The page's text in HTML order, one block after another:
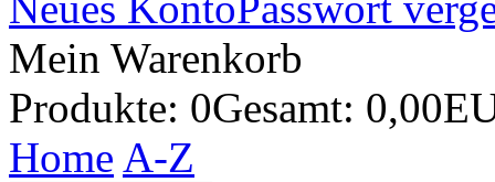
Mein Warenkorb
Produkte: 0Gesamt:
Home A-Z